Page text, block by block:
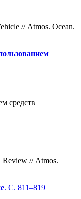
// Atmos. Ocean.
средств
Review // Atmos.
. С. 811–819